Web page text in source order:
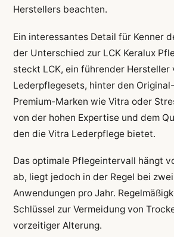
Herstellers beachten.
Ein interessantes Detail für Kenner
der Unterschied zur LCK Keralux
steckt LCK, ein führender Hersteller
Lederpflegesets, hinter den
Premium-Marken wie Vitra oder
von der hohen Expertise und dem
den die Vitra Lederpflege bietet.
Das optimale Pflegeintervall hängt
ab, liegt jedoch in der Regel bei
Anwendungen pro Jahr.
Schlüssel zur Vermeidung von
vorzeitiger Alterung.